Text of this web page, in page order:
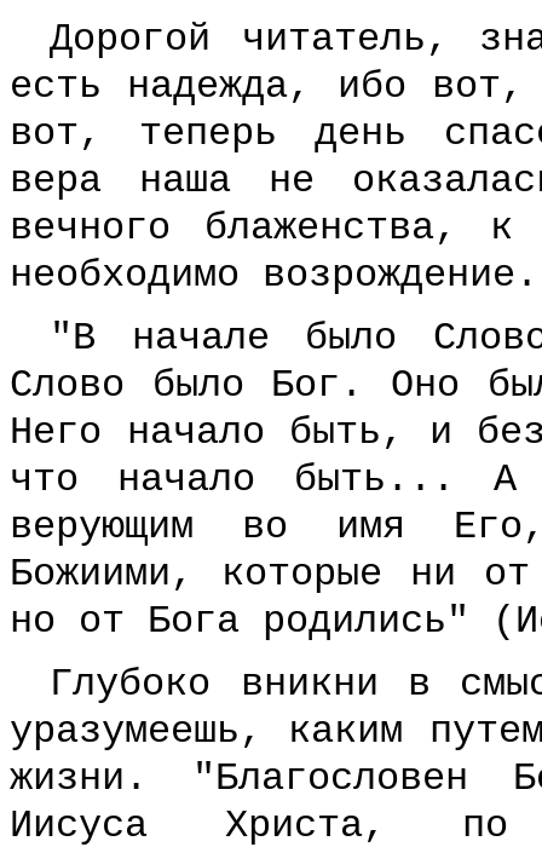
Дорогой читатель,
есть надежда, ибо вот,
вот, теперь день
вера наша не
вечного блаженства,
необходимо возрождение.
"В начале было
Слово было Бог. Оно
Него начало быть, и
что начало быть... А
верующим во имя
Божиими, которые ни
но от Бога родились"
Глубоко вникни в
уразумеешь, каким
жизни. "Благословен
Иисуса Христа, по